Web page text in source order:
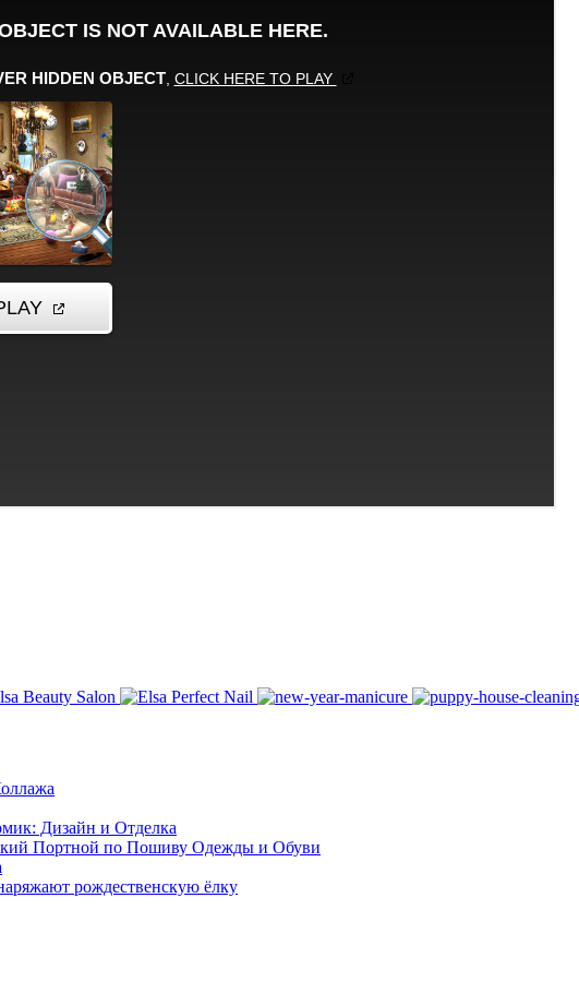
Дизайн и Отделка
Портной по Пошиву Одежды и Обуви
рождественскую ёлку